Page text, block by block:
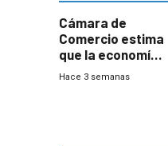
Cámara de
Comercio estima
que la economía
crecerá 1,6%
Hace 3 semanas